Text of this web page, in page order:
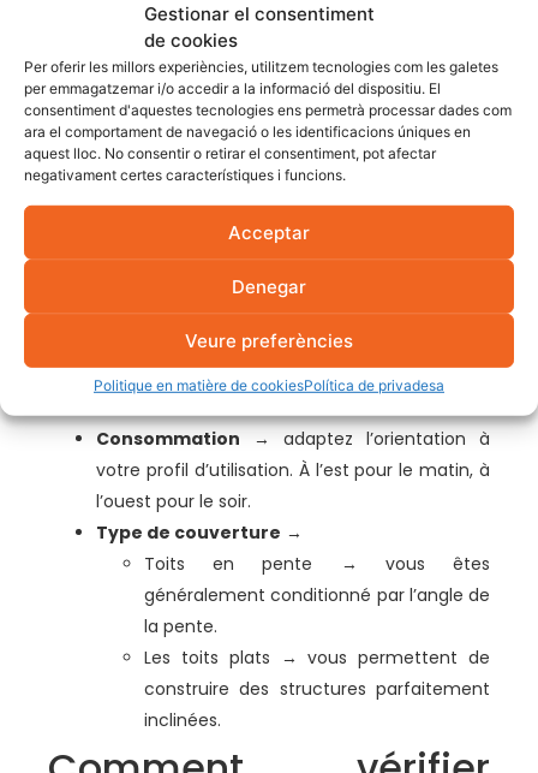
Gestionar el consentiment
de cookies
Per oferir les millors experiències, utilitzem tecnologies com les galetes
per emmagatzemar i/o accedir a la informació del dispositiu. El
consentiment d'aquestes tecnologies ens permetrà processar dades com
ara el comportament de navegació o les identificacions úniques en
aquest lloc. No consentir o retirar el consentiment, pot afectar
negativament certes característiques i funcions.
Acceptar
Denegar
Veure preferències
Politique en matière de cookiesPolítica de privadesa
que si le
Facteurs au-delà de
l’orientation : évitez les
surprises !
→ une cheminée ou un arbre
peuvent réduire considérablement la
production. Utilisez des optimiseurs ou étudiez
bien la course du soleil avant de procéder à
Consommation → adaptez l’orientation à
votre profil d’utilisation. À l’est pour le matin, à
l’ouest pour le soir.
Type de couverture →
Toits en pente → vous êtes
généralement conditionné par l’angle de
la pente.
Les toits plats → vous permettent de
construire des structures parfaitement
inclinées.